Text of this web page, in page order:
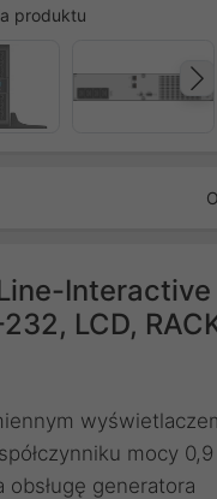
produktu
Interactive
LCD,
mocy 0,9
obsługę generatora